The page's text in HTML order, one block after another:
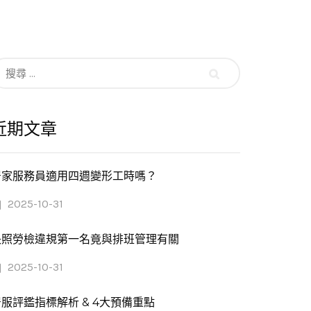
期文章
服務員適用四週變形工時嗎？
2025-10-31
勞檢違規第一名竟與排班管理有關
2025-10-31
評鑑指標解析 & 4大預備重點